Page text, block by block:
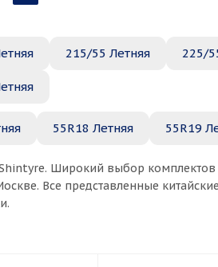
215/55 Летняя 225/
55R18 Летняя 55R19
Широкий выбор
Все представленные